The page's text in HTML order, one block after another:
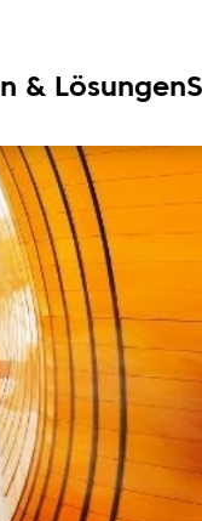
& Lösungen